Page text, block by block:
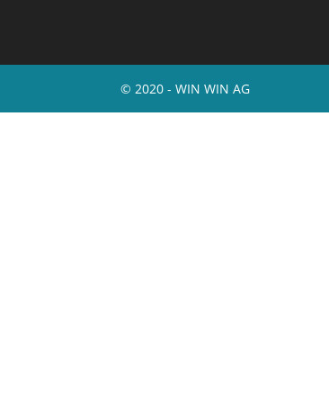
© 2020 - WIN WIN AG